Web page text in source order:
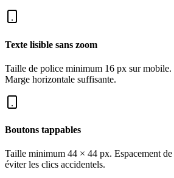
Texte lisible sans zoom
Taille de police minimum 16 px sur
Marge horizontale suffisante.
Boutons tappables
Taille minimum 44 × 44 px. Espacement
éviter les clics accidentels.